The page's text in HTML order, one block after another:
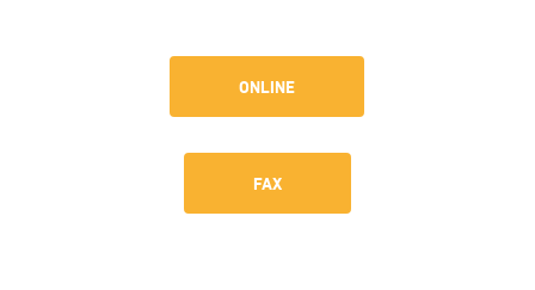
ONLINE
FAX